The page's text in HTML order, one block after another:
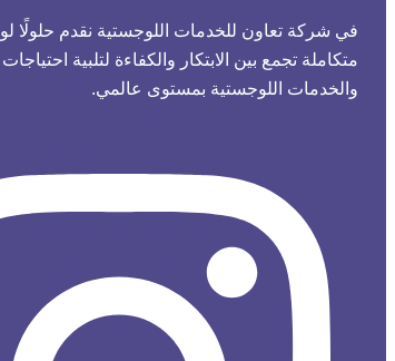
في شركة تعاون للخدمات اللوجستية نقدم حلولًا
متكاملة تجمع بين الابتكار والكفاءة لتلبية
والخدمات اللوجستية بمستوى عالمي.